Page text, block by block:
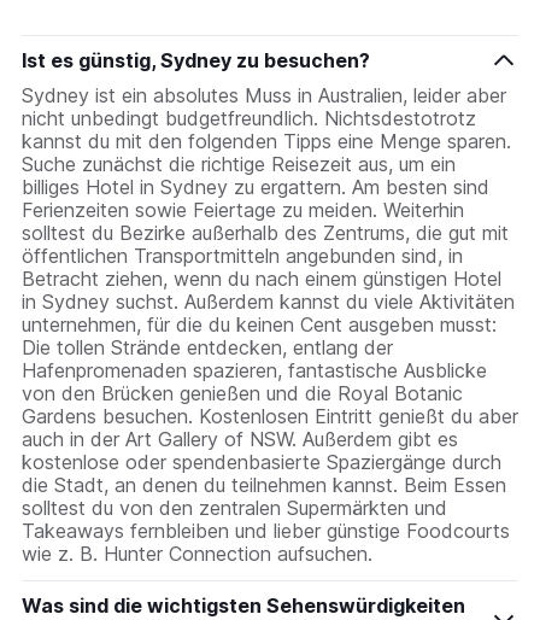
Ist es günstig, Sydney zu besuchen?
Sydney ist ein absolutes Muss in Australien, leider aber
nicht unbedingt budgetfreundlich. Nichtsdestotrotz
kannst du mit den folgenden Tipps eine Menge sparen.
Suche zunächst die richtige Reisezeit aus, um ein
billiges Hotel in Sydney zu ergattern. Am besten sind
Ferienzeiten sowie Feiertage zu meiden. Weiterhin
solltest du Bezirke außerhalb des Zentrums, die gut mit
öffentlichen Transportmitteln angebunden sind, in
Betracht ziehen, wenn du nach einem günstigen Hotel
in Sydney suchst. Außerdem kannst du viele Aktivitäten
unternehmen, für die du keinen Cent ausgeben musst:
Die tollen Strände entdecken, entlang der
Hafenpromenaden spazieren, fantastische Ausblicke
von den Brücken genießen und die Royal Botanic
Gardens besuchen. Kostenlosen Eintritt genießt du aber
auch in der Art Gallery of NSW. Außerdem gibt es
kostenlose oder spendenbasierte Spaziergänge durch
die Stadt, an denen du teilnehmen kannst. Beim Essen
solltest du von den zentralen Supermärkten und
Takeaways fernbleiben und lieber günstige Foodcourts
wie z. B. Hunter Connection aufsuchen.
Was sind die wichtigsten Sehenswürdigkeiten